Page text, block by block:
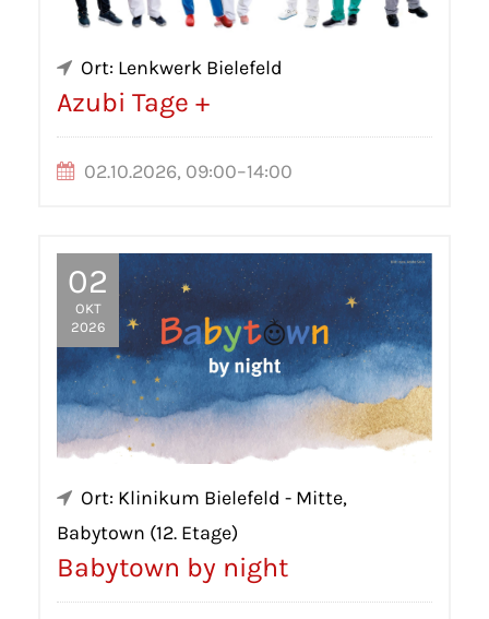
Ort: Lenkwerk Bielefeld
Azubi Tage +
02.10.2026, 09:00–14:00
02
OKT
2026
Ort: Klinikum Bielefeld - Mitte,
Babytown (12. Etage)
Babytown by night